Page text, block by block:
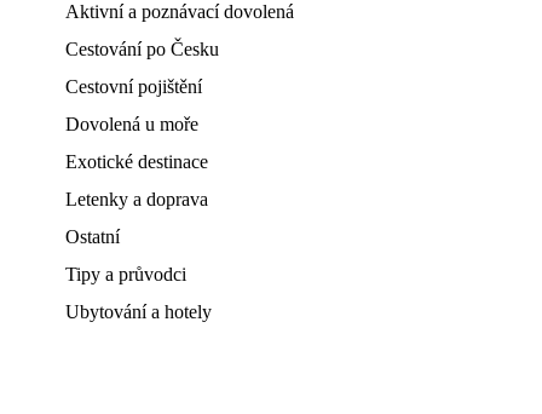
Aktivní a poznávací dovolená
Cestování po Česku
Cestovní pojištění
Dovolená u moře
Exotické destinace
Letenky a doprava
Ostatní
Tipy a průvodci
Ubytování a hotely